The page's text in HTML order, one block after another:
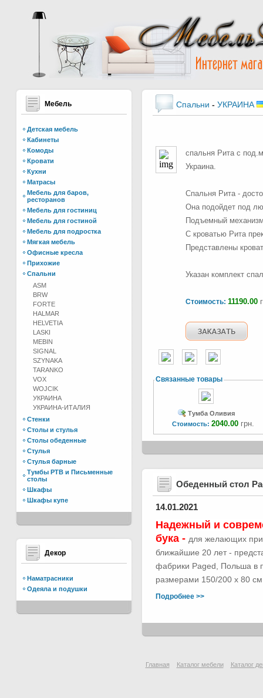
Мебель
Детская мебель
Кабинеты
Комоды
Кровати
Кухни
Матрасы
Мебель для баров,
ресторанов
Мебель для гостиниц
Мебель для гостиной
Мебель для подростка
Мягкая мебель
Офисные кресла
Прихожие
Спальни
ASM
BRW
FORTE
HALMAR
HELVETIA
LASKI
MEBIN
SIGNAL
SZYNAKA
TARANKO
VOX
WOJCIK
УКРАИНА
УКРАИНА-ИТАЛИЯ
Стенки
Столы и стулья
Столы обеденные
Стулья
Стулья барные
Тумбы РТВ и Письменные
столы
Шкафы
Шкафы купе
Декор
Наматрасники
Одеяла и подушки
Спальни - УКРАИНА
спальня Рита с
Украина.
Спальня Рита -
Она подойдет под
Подъемный
С кроватью Рита
Представлены
Указан комплект
Стоимость: 11190.00
Связанные товары
Тумба Оливия
Стоимость: 2040.00 грн.
Обеденный стол
14.01.2021
Надежный и
бука - для желающих
ближайшие 20 лет -
фабрики Paged, Польша в
размерами 150/200 х 80
Подробнее >>
Главная Каталог мебели Каталог